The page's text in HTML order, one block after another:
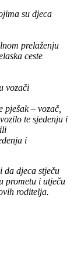
su djeca
prelaženju
ceste
vozači
– vozač,
te sjedenju i
i
da djeca stječu
prometu i utječu
roditelja.